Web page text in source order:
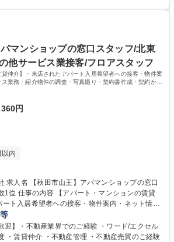
に関わる事業を展開している為、入社後のキャ
！ 【正当な評価】・3か月単位で査定をしてお
高専 短大 専
：第一種運転免許普通自動車 宅地建物取引士
パマンショップの窓口スタッフ/北東
他サービス業接客/フロアスタッフ
貸仲介】・来店されたアパート入居希望者への接客・物件案
業務・紹介物件の調査・写真撮り・契約書作成・契約から
円
内
窓口
ンの賃貸
ト入居希望者への接客・物件案内・ネット情報
物件の調査・写真撮り・契約書作成・契約から
支給します。※初心者の方でも業務内容は丁寧に
迎】・不動産業界でのご経験 ・ワード/エクセル
・賃貸仲介 ・不動産管理 ・不動産売買のご経験